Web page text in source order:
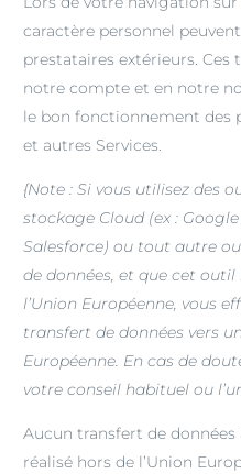
caractère personnel
prestataires extérieurs. Ces
notre compte et en notre
le bon fonctionnement des
et autres Services.
{Note : Si vous utilisez des
stockage Cloud (ex :
Salesforce) ou tout autre
de données, et que cet outil
l’Union Européenne, vous
transfert de données vers
Européenne. En cas de
votre conseil habituel ou
Aucun transfert de données
réalisé hors de l’Union